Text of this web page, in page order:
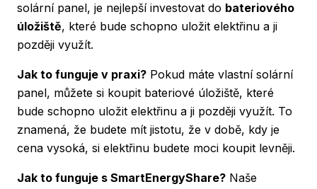
solární panel, je nejlepší investovat do bateriového
úložiště, které bude schopno uložit elektřinu a ji
později využít.
Jak to funguje v praxi? Pokud máte vlastní solární
panel, můžete si koupit bateriové úložiště, které
bude schopno uložit elektřinu a ji později využít. To
znamená, že budete mít jistotu, že v době, kdy je
cena vysoká, si elektřinu budete moci koupit levněji.
Jak to funguje s SmartEnergyShare? Naše